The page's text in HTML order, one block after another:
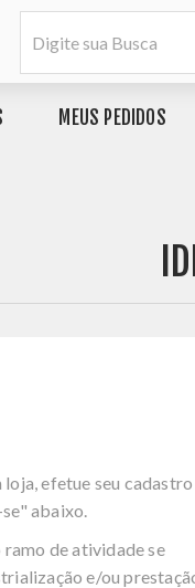
MEUS PEDIDOS
loja, efetue seu cadastro
abaixo.
de atividade se
e/ou